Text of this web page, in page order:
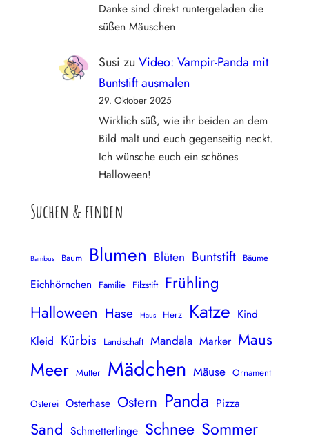
Danke sind direkt runtergeladen die
süßen Mäuschen
Susi zu Video: Vampir-Panda mit
Buntstift ausmalen
29. Oktober 2025
Wirklich süß, wie ihr beiden an dem
Bild malt und euch gegenseitig neckt.
Ich wünsche euch ein schönes
Halloween!
Suchen & finden
Bambus Baum Blumen Blüten Buntstift Bäume
Eichhörnchen Familie Filzstift Frühling
Halloween Hase Haus Herz Katze Kind
Kleid Kürbis Landschaft Mandala Marker Maus
Meer Mutter Mädchen Mäuse Ornament
Osterei Osterhase Ostern Panda Pizza
Sand Schmetterlinge Schnee Sommer